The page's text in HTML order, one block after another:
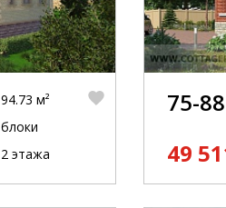
94.73 м²
блоки
2 этажа
75-88
49